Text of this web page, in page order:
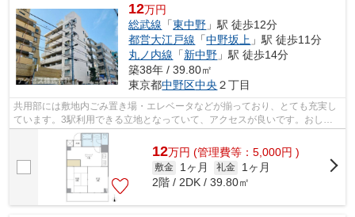
12万円
総武線 「東中野 」駅 徒歩12分
都営大江戸線 「中野坂上 」駅 徒歩11分
丸ノ内線 「新中野 」駅 徒歩14分
築38年 / 39.80㎡
東京都中野区中央 ２丁目
共用部には敷地内ごみ置き場・エレベータなどが揃っており、とても充実し
ています。3駅利用できる立地となっていて、アクセスが良いです。おしゃ
れなあなたにピッタリな外観タイル張り...
12万円 (管理費等：5,000円 )
敷金 1ヶ月 礼金
1ヶ月
2階 / 2DK / 39.80㎡